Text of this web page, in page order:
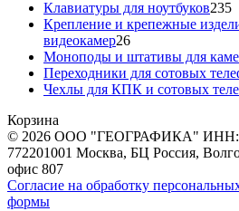
Клавиатуры для ноутбуков235
Крепление и крепежные
видеокамер2626
товаров
Моноподы и штативы для
Переходники для сотовых
Чехлы для КПК и сотовых
Корзина
© 2026 ООО "ГЕОГРАФИКА" ИНН:
772201001 Москва, БЦ Россия,
офис 807
Согласие на обработку
формы